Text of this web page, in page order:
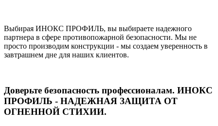
Выбирая ИНОКС ПРОФИЛЬ, вы выбираете надежного
партнера в сфере противопожарной безопасности. Мы не
просто производим конструкции - мы создаем уверенность в
завтрашнем дне для наших клиентов.
Доверьте безопасность профессионалам. ИНОКС
ПРОФИЛЬ - НАДЕЖНАЯ ЗАЩИТА ОТ
ОГНЕННОЙ СТИХИИ.